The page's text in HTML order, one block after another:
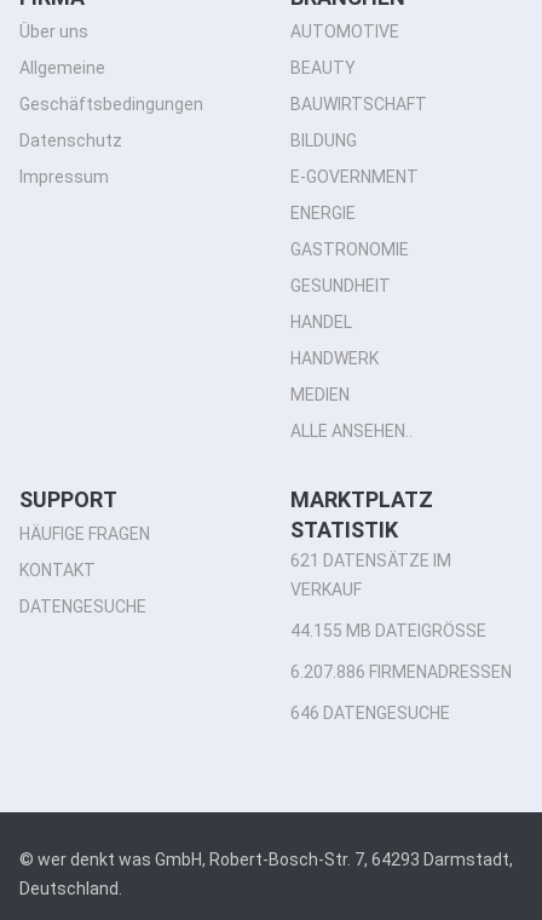
Über uns
Allgemeine
Geschäftsbedingungen
Datenschutz
Impressum
AUTOMOTIVE
BEAUTY
BAUWIRTSCHAFT
BILDUNG
E-GOVERNMENT
ENERGIE
GASTRONOMIE
GESUNDHEIT
HANDEL
HANDWERK
MEDIEN
ALLE ANSEHEN..
SUPPORT
HÄUFIGE FRAGEN
KONTAKT
DATENGESUCHE
MARKTPLATZ
STATISTIK
621 DATENSÄTZE IM
VERKAUF
44.155 MB DATEIGRÖSSE
6.207.886 FIRMENADRESSEN
646 DATENGESUCHE
© wer denkt was GmbH, Robert-Bosch-Str. 7, 64293 Darmstadt,
Deutschland.